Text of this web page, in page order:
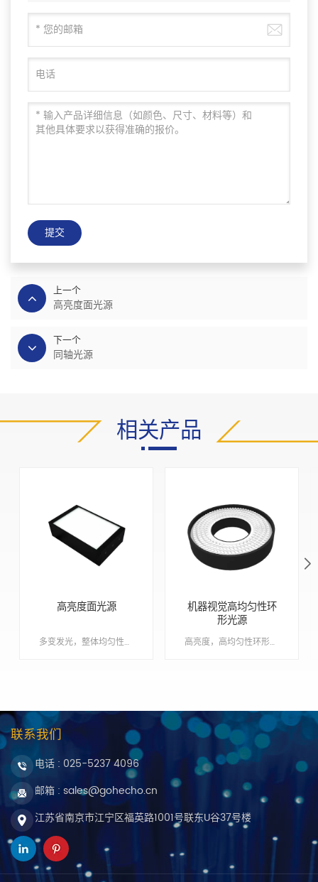
提交
上一个
高亮度面光源
下一个
同轴光源
相关产品
高亮度面光源
多变发光，整体均匀性极佳，超薄设计，可满足不同安装空间的要求 Min order:1 ShippingPort:南京 Original Region:南京 Lead Time:1 - 2 周
机器视觉高均匀性环
形光源
高亮度，高均匀性环形光源，多角度可选Min order:1ShippingPort:南京Original Region:南京
联系我们
电话 : 025-5237 4096
邮箱 : sales@gohecho.cn
江苏省南京市江宁区福英路1001号联东U谷37号楼